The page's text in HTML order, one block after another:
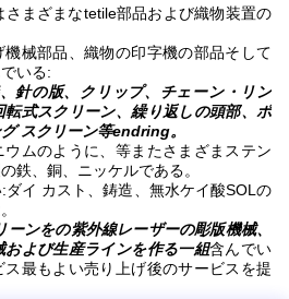
まざまなtetile部品および織物装置の
械部品、織物の印字機の部品そして
いる:
針の版、クリップ、チェーン・リン
式スクリーン、繰り返しの頭部、ポ
スクリーン等endring。
ムのように、等またさまざまステン
鉄、銅、ニッケルである。
イ カスト、鋳造、無水ケイ酸SOLの
ーンをの紫外線レーザーの彫版機械、
よび生産ラインを作る一組含んでい
最もよい売り上げ後のサービスを提